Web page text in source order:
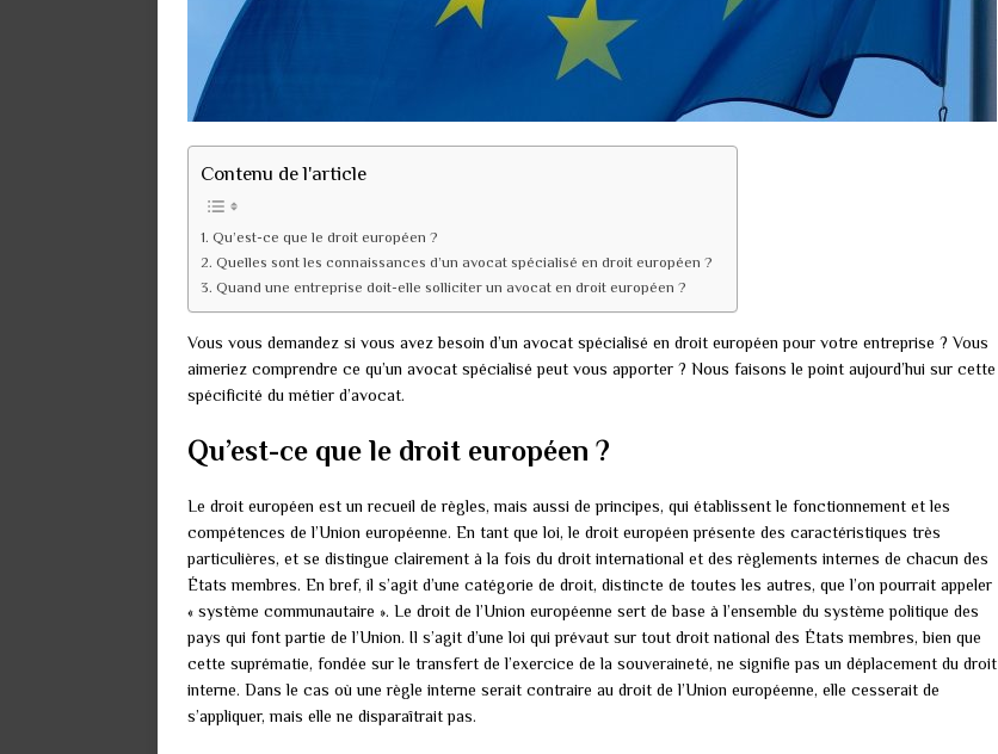
Contenu de l'article
Qu’est-ce que le droit européen ?
Quelles sont les connaissances d’un avocat spécialisé en droit européen ?
Quand une entreprise doit-elle solliciter un avocat en droit européen ?
Vous vous demandez si vous avez besoin d’un avocat spécialisé en droit européen pour votre entreprise ? Vous
aimeriez comprendre ce qu’un avocat spécialisé peut vous apporter ? Nous faisons le point aujourd’hui sur cette
spécificité du métier d’avocat.
Qu’est-ce que le droit européen ?
Le droit européen est un recueil de règles, mais aussi de principes, qui établissent le fonctionnement et les
compétences de l’Union européenne. En tant que loi, le droit européen présente des caractéristiques très
particulières, et se distingue clairement à la fois du droit international et des règlements internes de chacun des
États membres. En bref, il s’agit d’une catégorie de droit, distincte de toutes les autres, que l’on pourrait appeler
« système communautaire ». Le droit de l’Union européenne sert de base à l’ensemble du système politique des
pays qui font partie de l’Union. Il s’agit d’une loi qui prévaut sur tout droit national des États membres, bien que
cette suprématie, fondée sur le transfert de l’exercice de la souveraineté, ne signifie pas un déplacement du droit
interne. Dans le cas où une règle interne serait contraire au droit de l’Union européenne, elle cesserait de
s’appliquer, mais elle ne disparaîtrait pas.